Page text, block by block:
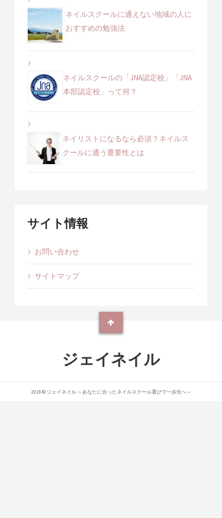
ネイルスクールに通えない地域の人に
おすすめの勉強法
ネイルスクールの「JNA認定校」「JNA
本部認定校」って何？
ネイリストになるなら必須？ネイルス
クールに通う重要性とは
サイト情報
お問い合わせ
サイトマップ
ジェイネイル
2018 © ジェイネイル ～あなたに合ったネイルスクール選びで一歩先へ～